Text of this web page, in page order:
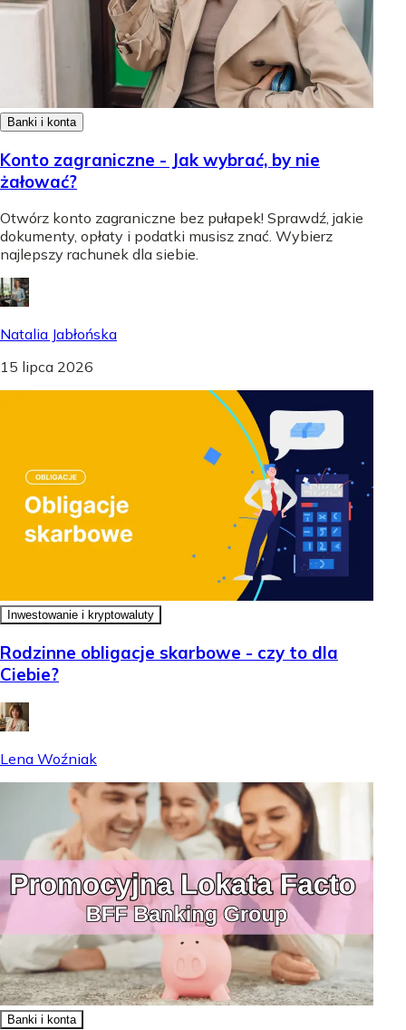
Banki i konta
Konto zagraniczne - Jak wybrać, by nie
żałować?
Otwórz konto zagraniczne bez pułapek! Sprawdź, jakie
dokumenty, opłaty i podatki musisz znać. Wybierz
najlepszy rachunek dla siebie.
Natalia Jabłońska
15 lipca 2026
Inwestowanie i kryptowaluty
Rodzinne obligacje skarbowe - czy to dla
Ciebie?
Lena Woźniak
Banki i konta